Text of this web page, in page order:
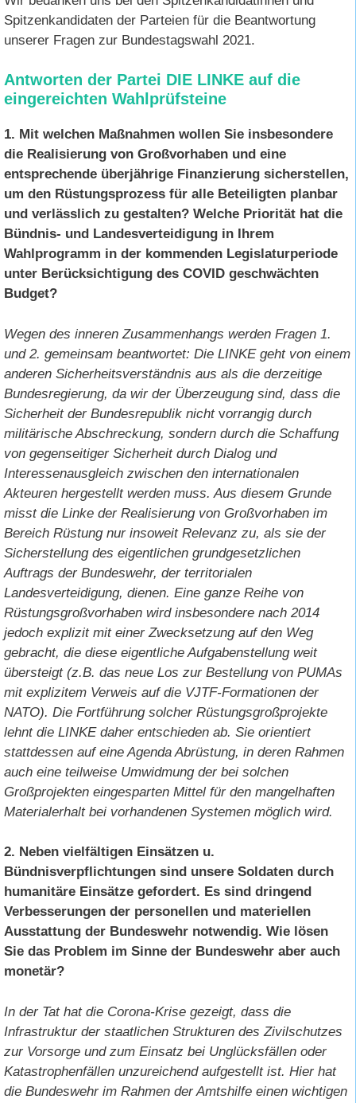
Spitzenkandidaten der Parteien für die Beantwortung
unserer Fragen zur Bundestagswahl 2021.
Antworten der Partei DIE LINKE auf die
eingereichten Wahlprüfsteine
1. Mit welchen Maßnahmen wollen Sie insbesondere
die Realisierung von Großvorhaben und eine
entsprechende überjährige Finanzierung sicherstellen,
um den Rüstungsprozess für alle Beteiligten planbar
und verlässlich zu gestalten? Welche Priorität hat die
Bündnis- und Landesverteidigung in Ihrem
Wahlprogramm in der kommenden Legislaturperiode
unter Berücksichtigung des COVID geschwächten
Budget?
Wegen des inneren Zusammenhangs werden Fragen 1.
und 2. gemeinsam beantwortet: Die LINKE geht von einem
anderen Sicherheitsverständnis aus als die derzeitige
Bundesregierung, da wir der Überzeugung sind, dass die
Sicherheit der Bundesrepublik nicht vorrangig durch
militärische Abschreckung, sondern durch die Schaffung
von gegenseitiger Sicherheit durch Dialog und
Interessenausgleich zwischen den internationalen
Akteuren hergestellt werden muss. Aus diesem Grunde
misst die Linke der Realisierung von Großvorhaben im
Bereich Rüstung nur insoweit Relevanz zu, als sie der
Sicherstellung des eigentlichen grundgesetzlichen
Auftrags der Bundeswehr, der territorialen
Landesverteidigung, dienen. Eine ganze Reihe von
Rüstungsgroßvorhaben wird insbesondere nach 2014
jedoch explizit mit einer Zwecksetzung auf den Weg
gebracht, die diese eigentliche Aufgabenstellung weit
übersteigt (z.B. das neue Los zur Bestellung von PUMAs
mit explizitem Verweis auf die VJTF-Formationen der
NATO). Die Fortführung solcher Rüstungsgroßprojekte
lehnt die LINKE daher entschieden ab. Sie orientiert
stattdessen auf eine Agenda Abrüstung, in deren Rahmen
auch eine teilweise Umwidmung der bei solchen
Großprojekten eingesparten Mittel für den mangelhaften
Materialerhalt bei vorhandenen Systemen möglich wird.
2. Neben vielfältigen Einsätzen u.
Bündnisverpflichtungen sind unsere Soldaten durch
humanitäre Einsätze gefordert. Es sind dringend
Verbesserungen der personellen und materiellen
Ausstattung der Bundeswehr notwendig. Wie lösen
Sie das Problem im Sinne der Bundeswehr aber auch
monetär?
In der Tat hat die Corona-Krise gezeigt, dass die
Infrastruktur der staatlichen Strukturen des Zivilschutzes
zur Vorsorge und zum Einsatz bei Unglücksfällen oder
Katastrophenfällen unzureichend aufgestellt ist. Hier hat
die Bundeswehr im Rahmen der Amtshilfe einen wichtigen